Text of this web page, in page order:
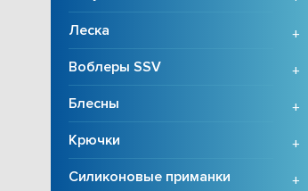
Леска
+
Воблеры SSV
+
Блесны
+
Крючки
+
Силиконовые приманки
+